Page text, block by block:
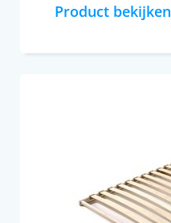
Product bekijken